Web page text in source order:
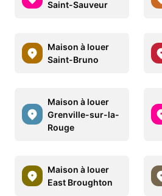
Saint-Sauveur
Maison à louer
Saint-Bruno
Maison à louer
Grenville-sur-la-
Rouge
Maison à louer
East Broughton